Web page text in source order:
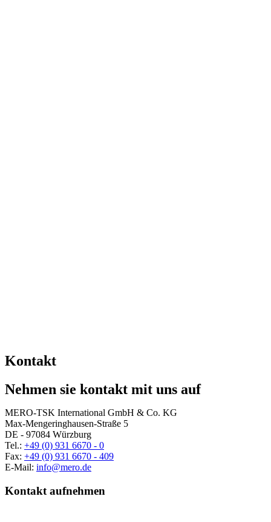
Kontakt
Nehmen sie kontakt mit uns auf
MERO-TSK International GmbH & Co. KG
Max-Mengeringhausen-Straße 5
DE - 97084 Würzburg
Tel.: +49 (0) 931 6670 - 0
Fax: +49 (0) 931 6670 - 409
E-Mail: info@mero.de
Kontakt aufnehmen